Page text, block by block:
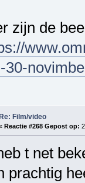
zijn de
30-
Re: Film/video
Reactie #268 Gepost op:
t net
prachtig